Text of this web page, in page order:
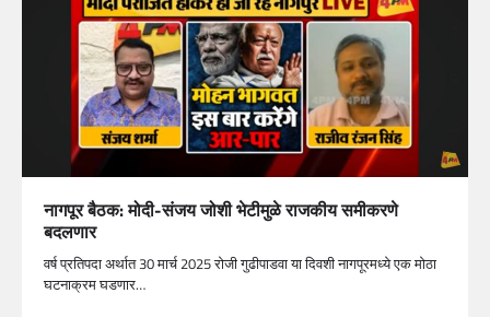
नागपूर बैठक: मोदी-संजय जोशी भेटीमुळे राजकीय समीकरणे
बदलणार
वर्ष प्रतिपदा अर्थात 30 मार्च 2025 रोजी गुढीपाडवा या दिवशी नागपूरमध्ये एक मोठा
घटनाक्रम घडणार…